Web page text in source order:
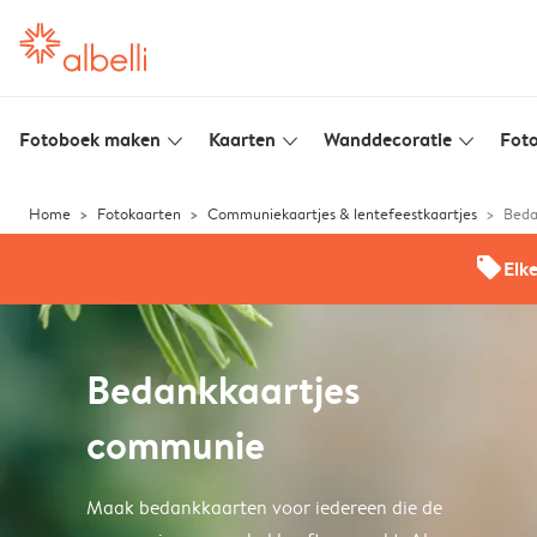
Fotoboek maken slim_arrow_down Kaarten slim_arrow_down Wanddecoratie slim_arrow_down
Home Fotokaarten Communiekaartjes & lentefeestkaartjes
offers
Bedankkaartjes
communie
Maak bedankkaarten voor iedereen die de